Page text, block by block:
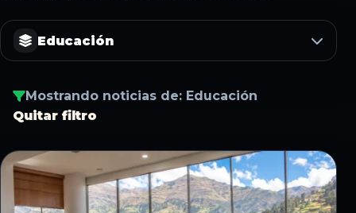
Educación
Mostrando noticias de: Educación
Quitar filtro